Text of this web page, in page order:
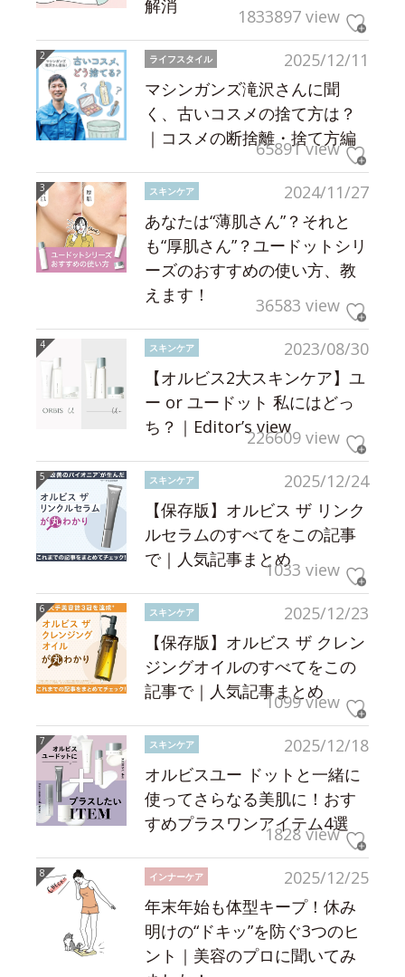
解消
1833897 view
2025/12/11
ライフスタイル
マシンガンズ滝沢さんに聞
く、古いコスメの捨て方は？
｜コスメの断捨離・捨て方編
65891 view
2024/11/27
スキンケア
あなたは“薄肌さん”？それと
も“厚肌さん”？ユードットシリ
ーズのおすすめの使い方、教
えます！
36583 view
2023/08/30
スキンケア
【オルビス2大スキンケア】ユ
ー or ユードット 私にはどっ
ち？｜Editor’s view226609 view
2025/12/24
スキンケア
【保存版】オルビス ザ リンク
ルセラムのすべてをこの記事
で｜人気記事まとめ1033 view
2025/12/23
スキンケア
【保存版】オルビス ザ クレン
ジングオイルのすべてをこの
記事で｜人気記事まとめ
1099 view
2025/12/18
スキンケア
オルビスユー ドットと一緒に
使ってさらなる美肌に！おす
すめプラスワンアイテム4選
1828 view
2025/12/25
インナーケア
年末年始も体型キープ！休み
明けの“ドキッ”を防ぐ3つのヒ
ント｜美容のプロに聞いてみ